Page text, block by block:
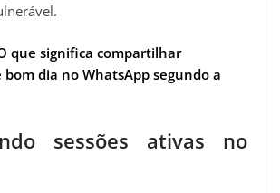
que significa compartilhar
bom dia no WhatsApp segundo a
sessões ativas no